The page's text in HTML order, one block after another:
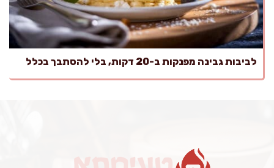
לביבות גבינה מפנקות ב-20 דקות, בלי להסתבך בכלל